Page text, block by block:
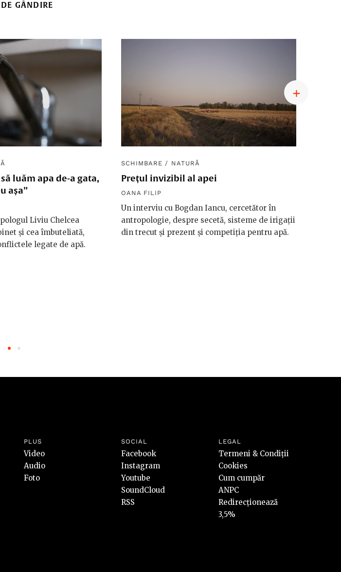
GÂNDIRE
luăm apa de-a gata,
așa”
Liviu Chelcea
și cea îmbuteliată,
legate de apă.
SCHIMBARE / NATURĂ
Prețul invizibil al apei
OANA FILIP
Un interviu cu Bogdan Iancu, cercetător în
antropologie, despre secetă, sisteme de irigații
din trecut și prezent și competiția pentru apă.
PLUS
Video
Audio
Foto
SOCIAL
Facebook
Instagram
Youtube
SoundCloud
RSS
LEGAL
Termeni & Condiții
Cookies
Cum cumpăr
ANPC
Redirecționează
3,5%